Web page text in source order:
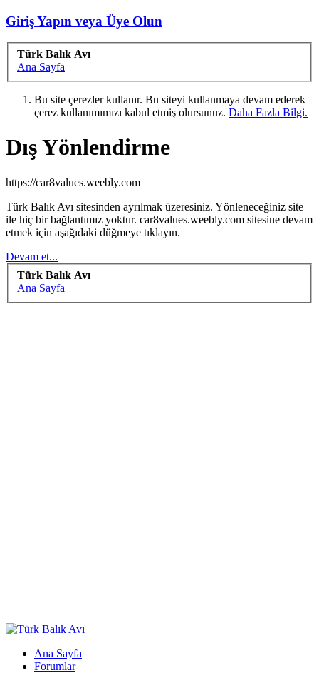
Giriş Yapın veya Üye Olun
Türk Balık Avı
Ana Sayfa
Bu site çerezler kullanır. Bu siteyi kullanmaya devam ederek
çerez kullanımımızı kabul etmiş olursunuz. Daha Fazla Bilgi.
Dış Yönlendirme
https://car8values.weebly.com
Türk Balık Avı sitesinden ayrılmak üzeresiniz. Yönleneceğiniz site
ile hiç bir bağlantımız yoktur. car8values.weebly.com sitesine devam
etmek için aşağıdaki düğmeye tıklayın.
Devam et...
Türk Balık Avı
Ana Sayfa
Ana Sayfa
Forumlar